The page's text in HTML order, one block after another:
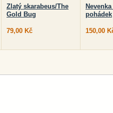
Zlatý skarabeus/The
Gold Bug
79,00 Kč
pohádek
150,00